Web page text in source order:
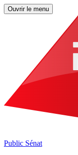
Ouvrir le menu
Public Sénat